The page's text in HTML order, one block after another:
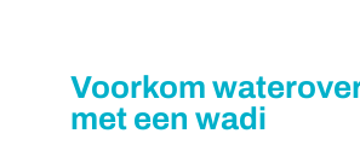
Voorkom
met een wadi